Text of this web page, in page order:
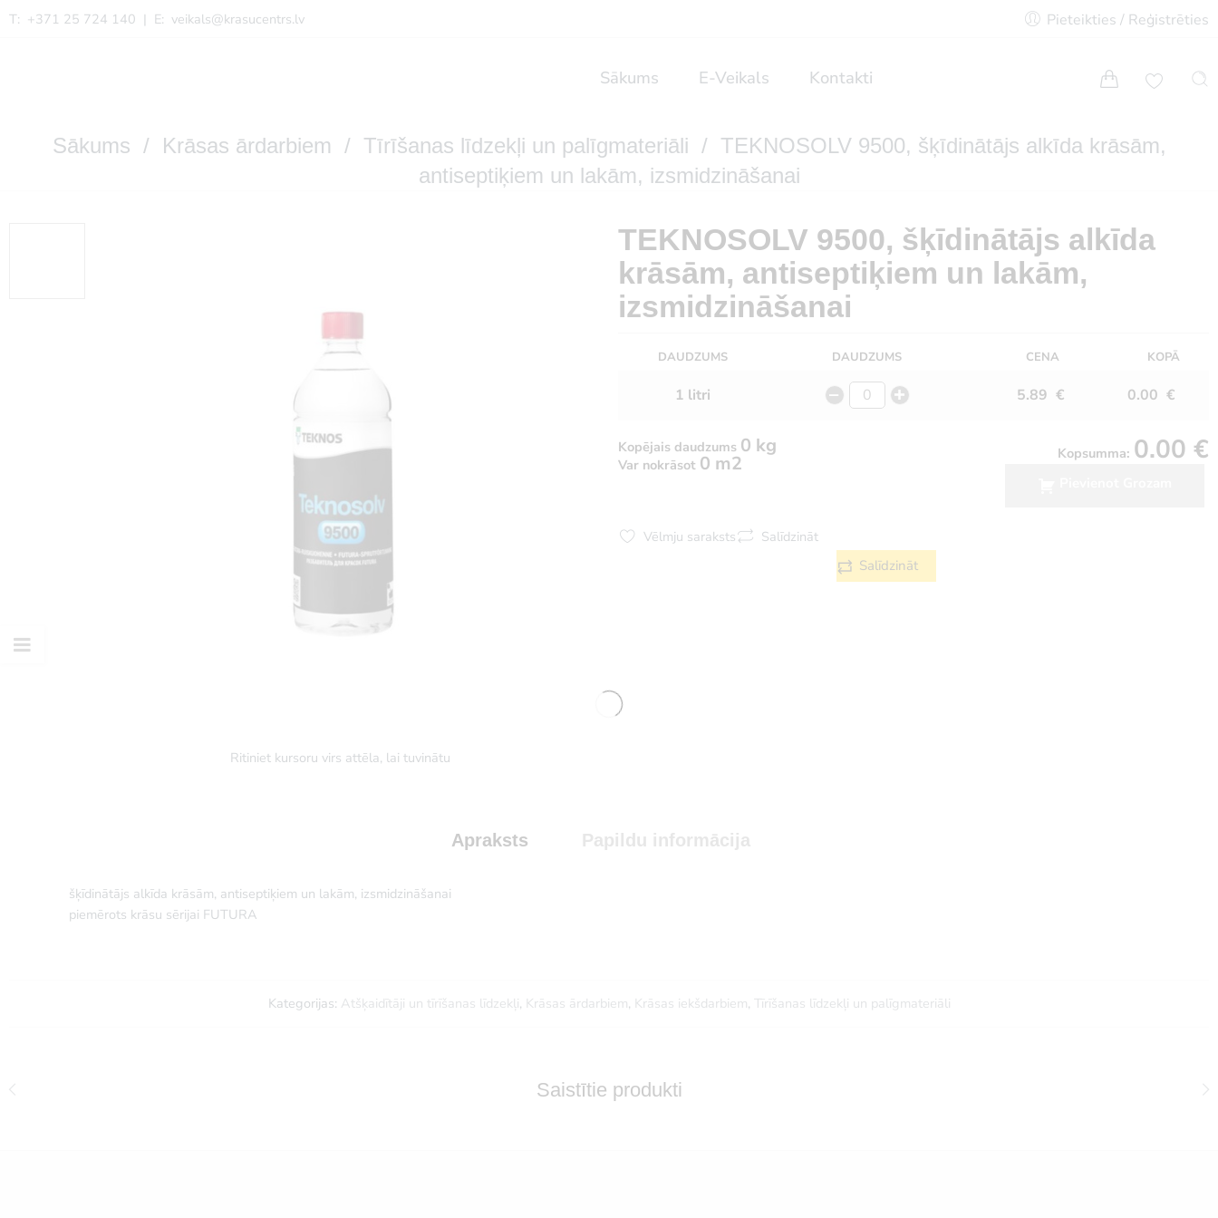
T: +371 25 724 140 | E: veikals@krasucentrs.lv Pieteikties / Reģistrēties
Sākums E-Veikals Kontakti
Sākums / Krāsas ārdarbiem / Tīrīšanas līdzekļi un palīgmateriāli / TEKNOSOLV 9500, šķīdinātājs alkīda krāsām,
antiseptiķiem un lakām, izsmidzināšanai
Ritiniet kursoru virs attēla, lai tuvinātu
TEKNOSOLV 9500, šķīdinātājs alkīda
krāsām, antiseptiķiem un lakām,
izsmidzināšanai
DAUDZUMS DAUDZUMS CENA KOPĀ
1 litri 5.89 € 0.00 €
Kopējais daudzums 0 kg
Var nokrāsot 0 m2 Kopsumma: 0.00 €
Vēlmju saraksts
Salīdzināt
Salīdzināt
Apraksts Papildu informācija
šķīdinātājs alkīda krāsām, antiseptiķiem un lakām, izsmidzināšanai
piemērots krāsu sērijai FUTURA
Kategorijas: Atšķaidītāji un tīrīšanas līdzekļi, Krāsas ārdarbiem, Krāsas iekšdarbiem, Tīrīšanas līdzekļi un palīgmateriāli
Saistītie produkti